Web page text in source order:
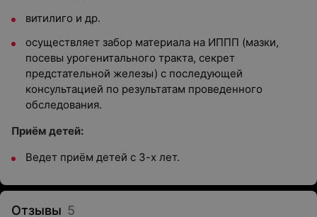
витилиго и др.
осуществляет забор материала на ИППП (мазки,
посевы урогенитального тракта, секрет
предстательной железы) с последующей
консультацией по результатам проведенного
обследования.
Приём детей:
Ведет приём детей с 3-х лет.
Отзывы 5